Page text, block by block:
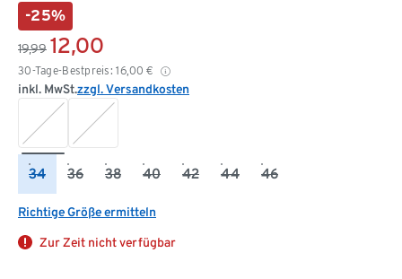
-25%
19,99 12,00
30-Tage-Bestpreis: 16,00 €
inkl. MwSt.zzgl. Versandkosten
34 36 38 40 42 44 46
Richtige Größe ermitteln
Zur Zeit nicht verfügbar